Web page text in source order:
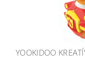
YOOKIDOO